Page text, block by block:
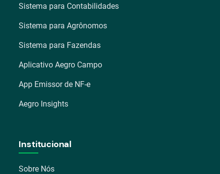
Sistema para Contabilidades
Sistema para Agrônomos
Sistema para Fazendas
Aplicativo Aegro Campo
App Emissor de NF-e
Aegro Insights
Institucional
Sobre Nós